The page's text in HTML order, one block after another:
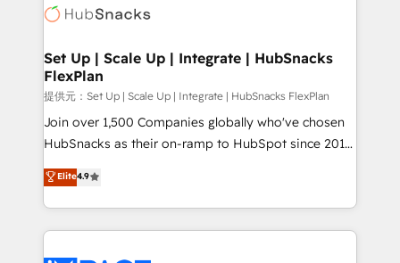
WooCommerce, BuilderTrend, and more Experience
the difference — reach out to see how AI + HubSpot
HubSpot development: websites, custom modules,
marketing, advertising, campaigns, content and
design We connect people, data and technology to
improve customer experiences. With our bright
people, exciting ideas and can-do mentality, we
ensure revenue growth on a daily basis. So tell us
team of 100+ experts is ready for you! Driving digital
growth | www.brightdigital.com
Set Up | Scale Up | Integrate | HubSnacks
FlexPlan
提供元：Set Up | Scale Up | Integrate | HubSnacks FlexPlan
Join over 1,500 Companies globally who've chosen
HubSnacks as their on-ramp to HubSpot since 2014
Simple pay-as-you-go plans that accelerate value...
1️⃣ Set Up | Onboarding New or Check-fixing existing
HubSpot portals 2️⃣ Scale Up | 100% HubSpot Task
Execution... Global 24/7 ... All Experts 3️⃣ Integrate |
Elite4.9